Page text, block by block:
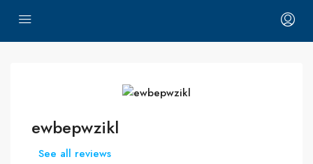
ewbepwzikl
See all reviews